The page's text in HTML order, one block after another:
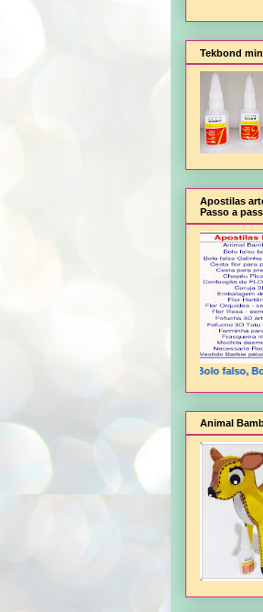
Tekbond
Apostilas
Passo a
Animal Bambi 3D, Bolo falso, Bolo
Animal